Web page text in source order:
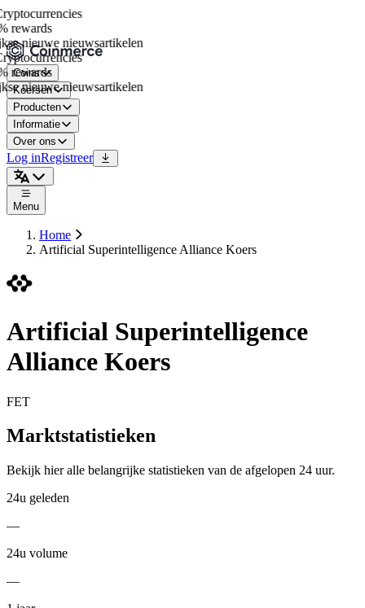
nieuwe nieuwsartikelen
nieuwe nieuwsartikelen
Coins
Koersen
Producten
Informatie
Over ons
Log inRegistreer
Menu
Home
Artificial Superintelligence Alliance Koers
Artificial Superintelligence
Alliance Koers
FET
Marktstatistieken
Bekijk hier alle belangrijke statistieken van de afgelopen 24 uur.
24u geleden
—
24u volume
—